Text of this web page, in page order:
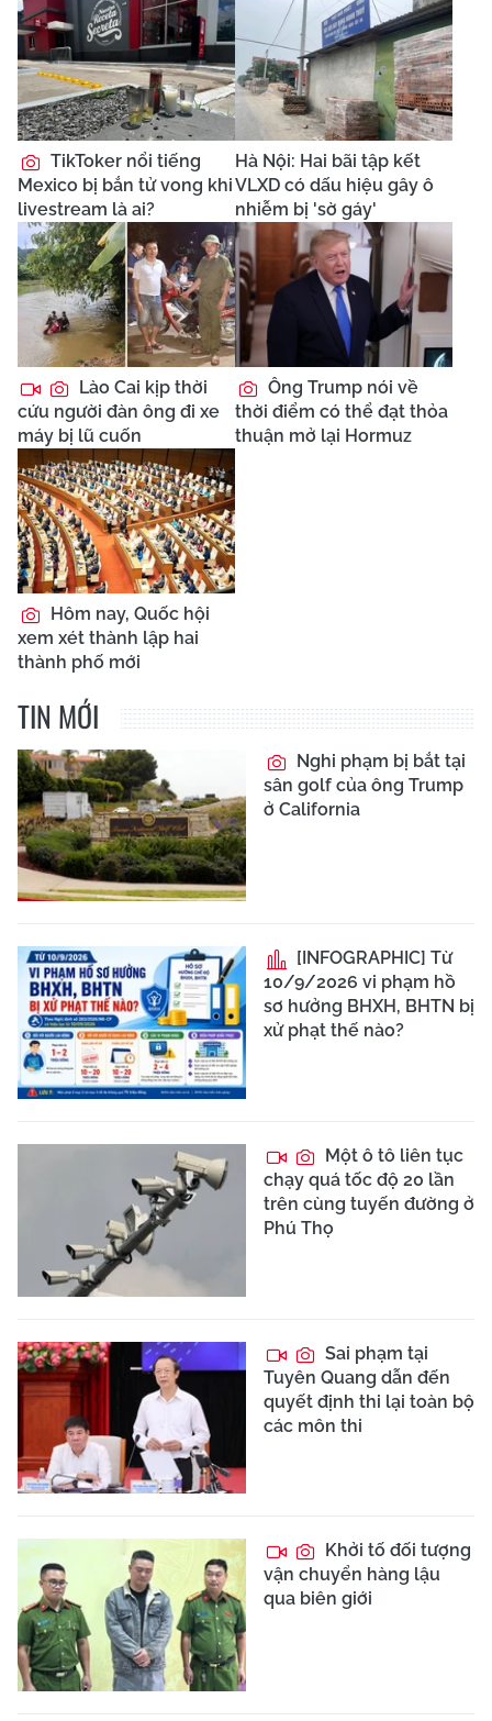
TikToker nổi tiếng
Mexico bị bắn tử vong khi
livestream là ai?
Hà Nội: Hai bãi tập kết
VLXD có dấu hiệu gây ô
nhiễm bị 'sờ gáy'
Lào Cai kịp thời
cứu người đàn ông đi xe
máy bị lũ cuốn
Ông Trump nói về
thời điểm có thể đạt thỏa
thuận mở lại Hormuz
Hôm nay, Quốc hội
xem xét thành lập hai
thành phố mới
TIN MỚI
Nghi phạm bị bắt tại
sân golf của ông Trump
ở California
[INFOGRAPHIC] Từ
10/9/2026 vi phạm hồ
sơ hưởng BHXH, BHTN bị
xử phạt thế nào?
Một ô tô liên tục
chạy quá tốc độ 20 lần
trên cùng tuyến đường ở
Phú Thọ
Sai phạm tại
Tuyên Quang dẫn đến
quyết định thi lại toàn bộ
các môn thi
Khởi tố đối tượng
vận chuyển hàng lậu
qua biên giới